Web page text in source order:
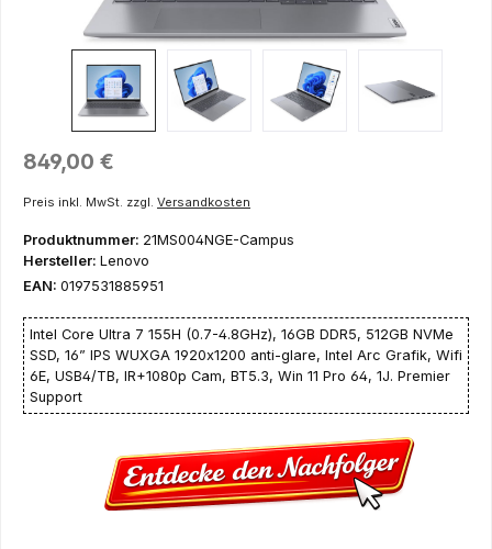
Regulärer Preis:
849,00 €
Preis inkl. MwSt. zzgl. Versandkosten
Produktnummer: 21MS004NGE-Campus
Hersteller: Lenovo
EAN: 0197531885951
Intel Core Ultra 7 155H (0.7-4.8GHz), 16GB DDR5, 512GB NVMe
SSD, 16” IPS WUXGA 1920x1200 anti-glare, Intel Arc Grafik, Wifi
6E, USB4/TB, IR+1080p Cam, BT5.3, Win 11 Pro 64, 1J. Premier
Support